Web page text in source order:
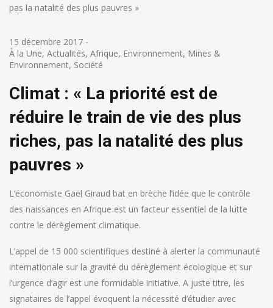
pas la natalité des plus pauvres »
15 décembre 2017 -
À la Une, Actualités, Afrique, Environnement, Mines &
Environnement, Société
Climat : « La priorité est de
réduire le train de vie des plus
riches, pas la natalité des plus
pauvres »
L’économiste Gaël Giraud bat en brèche l’idée que le contrôle
des naissances en Afrique est un facteur essentiel de la lutte
contre le dérèglement climatique.
L’appel de 15 000 scientifiques destiné à alerter la communauté
internationale sur la gravité du dérèglement écologique et sur
l’urgence d’agir est une formidable initiative. A juste titre, les
signataires de l’appel évoquent la nécessité d’étudier avec